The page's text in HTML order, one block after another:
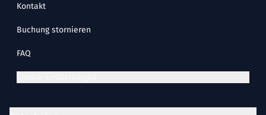
Kontakt
Buchung stornieren
FAQ